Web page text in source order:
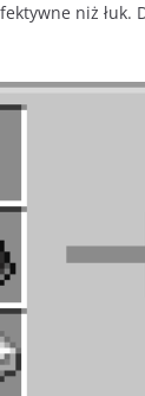
niż łuk.